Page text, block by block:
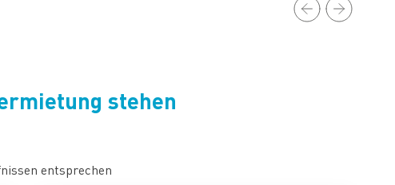
stehen
entsprechen